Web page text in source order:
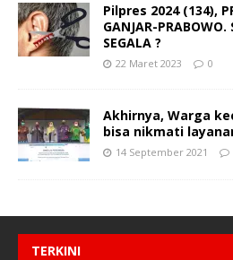
Pilpres 2024 (134),
GANJAR-PRABOWO.
SEGALA ?
22 Maret 2023 0
Akhirnya, Warga
bisa nikmati
14 September 2021
TERKINI